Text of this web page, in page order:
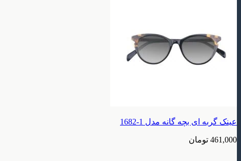
عینک گربه ای بچه گانه مدل 1-1682
461,000 تومان